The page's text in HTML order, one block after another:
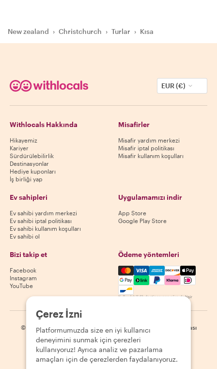
New zealand › Christchurch › Turlar › Kısa
EUR (€)
Withlocals Hakkında
Hikayemiz
Kariyer
Sürdürülebilirlik
Destinasyonlar
Hediye kuponları
İş birliği yap
Misafirler
Misafir yardım merkezi
Misafir iptal politikası
Misafir kullanım koşulları
Ev sahipleri
Ev sahibi yardım merkezi
Ev sahibi iptal politikası
Ev sahibi kullanım koşulları
Ev sahibi ol
Uygulamamızı indir
App Store
Google Play Store
Bizi takip et
Facebook
Instagram
YouTube
Ödeme yöntemleri
Mastercard, Visa, Amex,
Kullanılabilirlik destinasyona göre değişir
© 2026 Withlocals.com Gizlilik Politikası | Site haritası
Çerez İzni
Platformumuzda size en iyi kullanıcı
deneyimini sunmak için çerezleri
kullanıyoruz! Ayrıca analiz ve pazarlama
amaçları için de çerezlerden faydalanıyoruz.